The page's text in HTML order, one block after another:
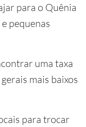
para o Quênia
pequenas
uma taxa
mais baixos
para trocar